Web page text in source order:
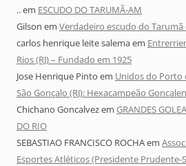
..em ESCUDO DO TARUMÃ-AM
Gilson em Verdadeiro escudo do Tarumã
carlos henrique leite salemaem
Rios (RJ) – Fundado em 1925
Jose Henrique Pinto em Unidos do Porto
São Gonçalo (RJ): Hexacampeão
Chichano Goncalvezem GRANDES
DO RIO
SEBASTIAO FRANCISCO ROCHAem
Esportes Atléticos (Presidente Prudente-